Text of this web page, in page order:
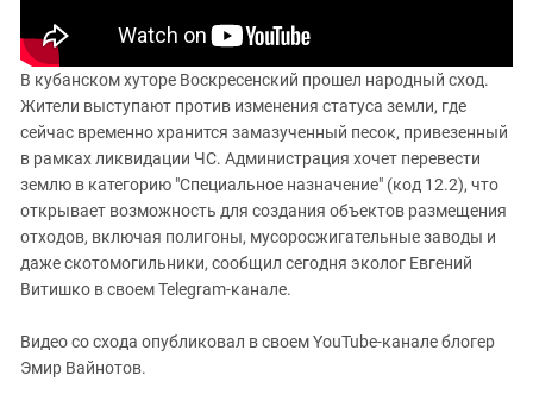
В кубанском хуторе Воскресенский прошел народный сход.
Жители выступают против изменения статуса земли, где
сейчас временно хранится замазученный песок, привезенный
в рамках ликвидации ЧС. Администрация хочет перевести
землю в категорию "Специальное назначение" (код 12.2), что
открывает возможность для создания объектов размещения
отходов, включая полигоны, мусоросжигательные заводы и
даже скотомогильники, сообщил сегодня эколог Евгений
Витишко в своем Telegram-канале.
Видео со схода опубликовал в своем YouTube-канале блогер
Эмир Вайнотов.